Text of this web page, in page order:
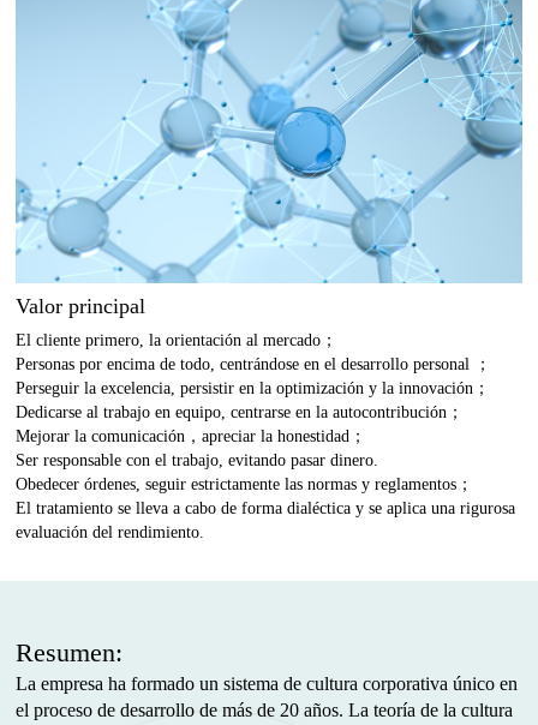
Valor principal
El cliente primero, la orientación al mercado；
Personas por encima de todo, centrándose en el desarrollo personal ；
Perseguir la excelencia, persistir en la optimización y la innovación；
Dedicarse al trabajo en equipo, centrarse en la autocontribución；
Mejorar la comunicación，apreciar la honestidad；
Ser responsable con el trabajo, evitando pasar dinero.
Obedecer órdenes, seguir estrictamente las normas y reglamentos；
El tratamiento se lleva a cabo de forma dialéctica y se aplica una rigurosa
evaluación del rendimiento.
Resumen:
La empresa ha formado un sistema de cultura corporativa único en
el proceso de desarrollo de más de 20 años. La teoría de la cultura